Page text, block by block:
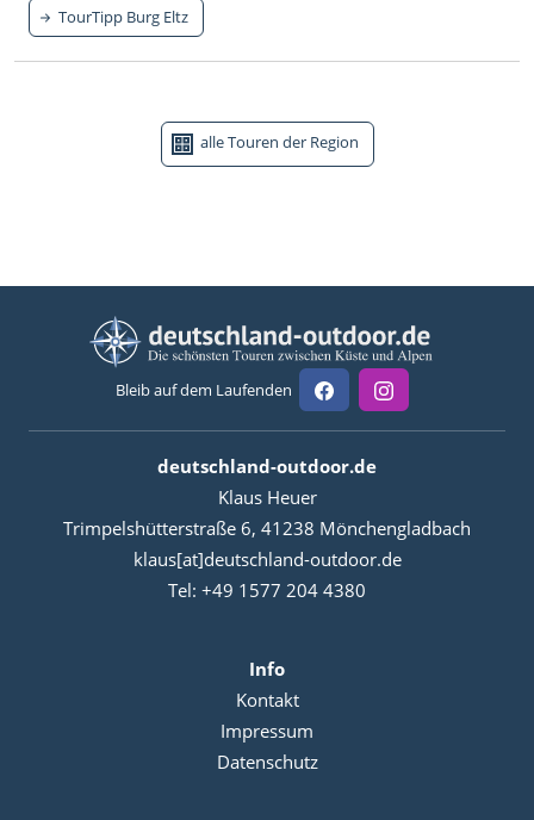
TourTipp Burg Eltz
alle Touren der Region
Bleib auf dem Laufenden
deutschland-outdoor.de
Klaus Heuer
Trimpelshütterstraße 6, 41238 Mönchengladbach
klaus[at]deutschland-outdoor.de
Tel: +49 1577 204 4380
Info
Kontakt
Impressum
Datenschutz